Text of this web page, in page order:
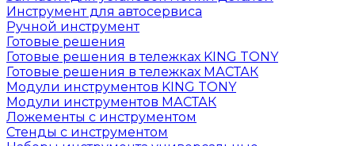
Инструмент для автосервиса
Ручной инструмент
Готовые решения
Готовые решения в тележках KING TONY
Готовые решения в тележках МАСТАК
Модули инструментов KING TONY
Модули инструментов МАСТАК
Ложементы с инструментом
Стенды с инструментом